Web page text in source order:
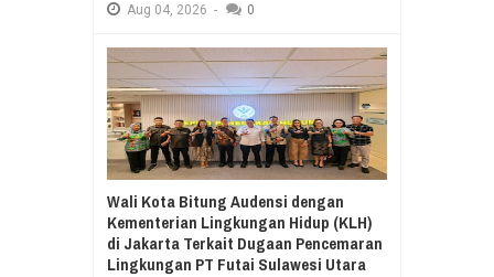
Aug 04, 2026 - 0
Wali Kota Bitung Audensi dengan
Kementerian Lingkungan Hidup (KLH)
di Jakarta Terkait Dugaan Pencemaran
Lingkungan PT Futai Sulawesi Utara